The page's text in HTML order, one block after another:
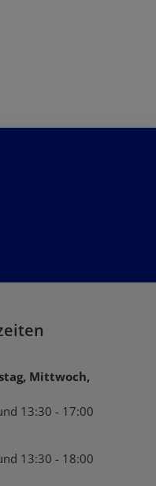
Mittwoch,
13:30 - 17:00
13:30 - 18:00